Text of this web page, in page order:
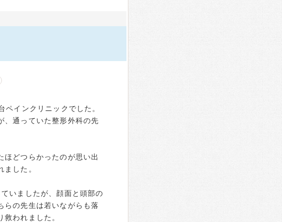
インクリニックでした。
、通っていた整形外科の先
ほどつらかったのが思い出
した。
いましたが、顔面と頭部の
らの先生は若いながらも落
われました。